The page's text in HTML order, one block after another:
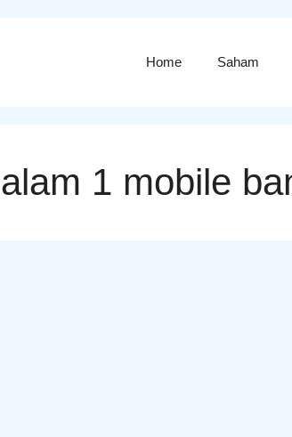
Home Saham
1 mobile